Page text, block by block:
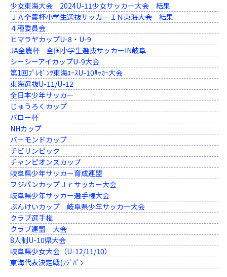
少女東海大会 2024U-11少女サッカー大会 結果
ＪＡ全農杯小学生選抜サッカーＩＮ東海大会 結果
４種委員会
ヒマラヤカップU-8・U-9
JA全農杯 全国小学生選抜サッカーIN岐阜
シーシーアイカップU-9大会
第1回ﾌﾟﾚｾﾞﾝﾂ東海ﾕｰｽU-10ｻｯｶｰ大会
東海選抜U-11/U-12
全日本少年サッカー
じゅうろくカップ
バロー杯
NHカップ
バーモンドカップ
チビリンピック
チャンピオンズカップ
岐阜県少年サッカー育成連盟
フジパンカップＪｒサッカー大会
岐阜県少年サッカー選手権大会
ぶんけいカップ 岐阜県少年サッカー大会
クラブ選手権
クラブ連盟 大会
8人制U-10県大会
岐阜県少女大会（U-12/11/10）
東海代表決定戦(ﾌｼﾞﾊﾟﾝ